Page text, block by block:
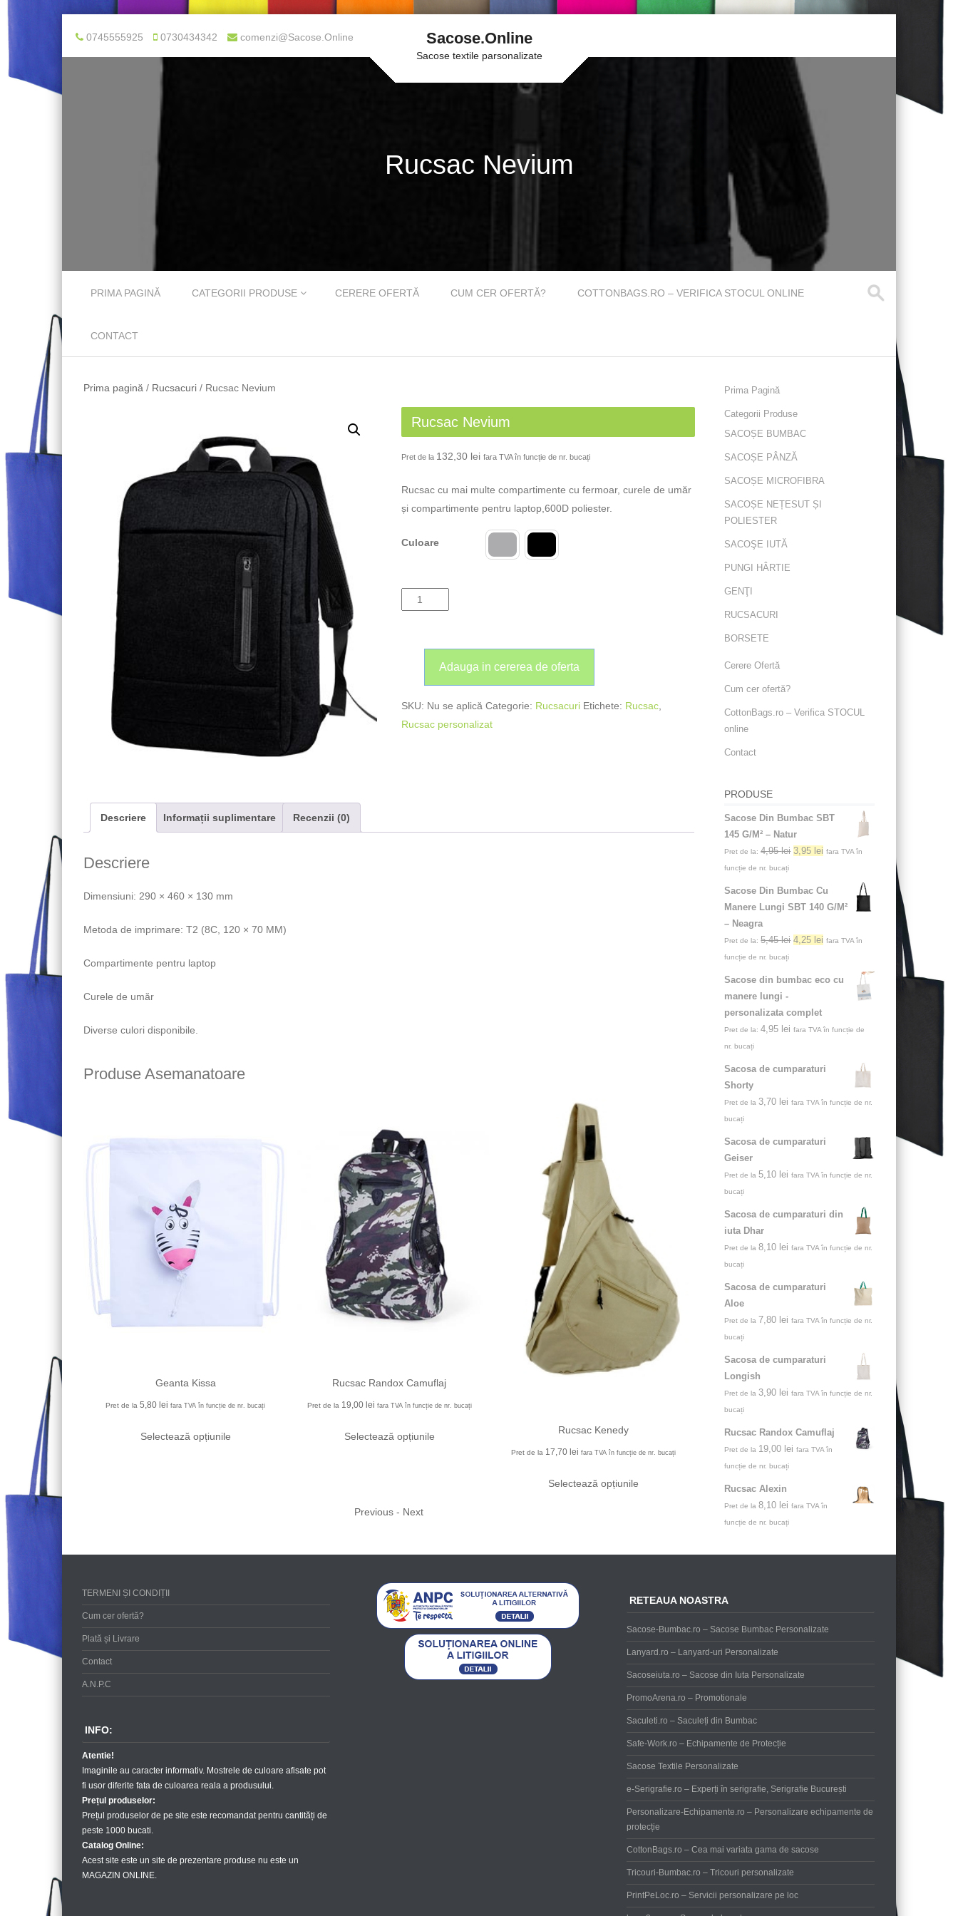
0745555925 0730434342 comenzi@Sacose.Online Sacose.Online
Sacose textile parsonalizate
Rucsac Nevium
Menu
PRIMA PAGINĂ
CATEGORII PRODUSE CERERE OFERTĂ CUM CER OFERTĂ? COTTONBAGS.RO – VERIFICA STOCUL ONLINE
CONTACT
Prima pagină / Rucsacuri / Rucsac Nevium
Rucsac Nevium
Pret de la 132,30 lei fara TVA în funcție de nr. bucați
Rucsac cu mai multe compartimente cu fermoar, curele de umăr
și compartimente pentru laptop,600D poliester.
Culoare
Adauga in cererea de oferta
SKU: Nu se aplică Categorie: Rucsacuri Etichete: Rucsac
Rucsac personalizat
Descriere Informații suplimentare Recenzii (0)
Descriere
Dimensiuni: 290 × 460 × 130 mm
Metoda de imprimare: T2 (8C, 120 × 70 MM)
Compartimente pentru laptop
Curele de umăr
Diverse culori disponibile.
Produse Asemanatoare
Geanta Kissa
Pret de la 5,80 lei fara TVA în funcție de nr. bucați
Selectează opțiunile
Rucsac Randox Camuflaj
Pret de la 19,00 lei fara TVA în funcție de nr. bucați
Selectează opțiunile
Rucsac Kenedy
Pret de la 17,70 lei fara TVA în funcție de nr. bucați
Selectează opțiunile
Previous - Next
Prima Pagină
Categorii Produse
SACOȘE BUMBAC
SACOȘE PÂNZĂ
SACOȘE MICROFIBRA
SACOȘE NEȚESUT ȘI
POLIESTER
SACOŞE IUTĂ
PUNGI HÂRTIE
GENŢI
RUCSACURI
BORSETE
Cerere Ofertă
Cum cer ofertă?
CottonBags.ro – Verifica STOCUL
online
Contact
PRODUSE
Sacose Din Bumbac SBT
145 G/M² – Natur
Pret de la:4,95lei 3,95 lei fara TVA în
funcție de nr. bucați
Sacose Din Bumbac Cu
Manere Lungi SBT 140 G/M²
– Neagra
Pret de la:5,45lei 4,25 lei fara TVA în
funcție de nr. bucați
Sacose din bumbac eco cu
manere lungi -
personalizata complet
Pret de la:4,95 lei fara TVA în funcție de
nr. bucați
Sacosa de cumparaturi
Shorty
Pret de la 3,70 lei fara TVA în funcție de nr.
bucați
Sacosa de cumparaturi
Geiser
Pret de la5,10 lei fara TVA în funcție de nr.
bucați
Sacosa de cumparaturi din
iuta Dhar
Pret de la8,10 lei fara TVA în funcție de nr.
bucați
Sacosa de cumparaturi
Aloe
Pret de la 7,80 lei fara TVA în funcție de nr.
bucați
Sacosa de cumparaturi
Longish
Pret de la 3,90 lei fara TVA în funcție de nr.
bucați
Rucsac Randox Camuflaj
Pret de la 19,00 lei fara TVA în
funcție de nr. bucați
Rucsac Alexin
Pret de la8,10 lei fara TVA în
funcție de nr. bucați
TERMENI ȘI CONDIȚII
Cum cer ofertă?
Plată și Livrare
Contact
A.N.P.C
INFO:
Atentie!
Imaginile au caracter informativ. Mostrele de culoare afisate pot
fi usor diferite fata de culoarea reala a produsului.
Prețul produselor:
Prețul produselor de pe site este recomandat pentru cantități de
peste 1000 bucati.
Catalog Online:
Acest site este un site de prezentare produse nu este un
MAGAZIN ONLINE.
RETEAUA NOASTRA
Sacose-Bumbac.ro – Sacose Bumbac Personalizate
Lanyard.ro – Lanyard-uri Personalizate
Sacoseiuta.ro – Sacose din Iuta Personalizate
PromoArena.ro – Promotionale
Saculeti.ro – Saculeți din Bumbac
Safe-Work.ro – Echipamente de Protecție
Sacose Textile Personalizate
e-Serigrafie.ro – Experți în serigrafie, Serigrafie București
Personalizare-Echipamente.ro – Personalizare echipamente de
protecție
CottonBags.ro – Cea mai variata gama de sacose
Tricouri-Bumbac.ro – Tricouri personalizate
PrintPeLoc.ro – Servicii personalizare pe loc